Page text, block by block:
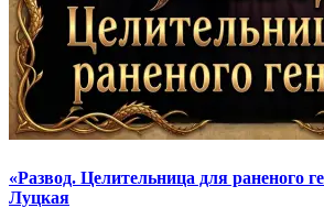
«Развод. Целительница для раненого
Луцкая